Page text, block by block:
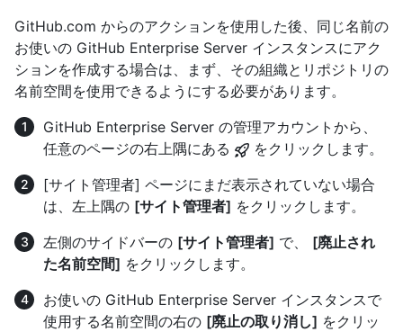
GitHub.com からのアクションを使用した後、同じ名前の
お使いの GitHub Enterprise Server インスタンスにアク
ションを作成する場合は、まず、その組織とリポジトリの
名前空間を使用できるようにする必要があります。
GitHub Enterprise Server の管理アカウントから、
任意のページの右上隅にある
をクリックします。
[サイト管理者] ページにまだ表示されていない場合
は、左上隅の [サイト管理者] をクリックします。
左側のサイドバーの [サイト管理者] で、 [廃止され
た名前空間] をクリックします。
お使いの GitHub Enterprise Server インスタンスで
使用する名前空間の右の [廃止の取り消し] をクリッ